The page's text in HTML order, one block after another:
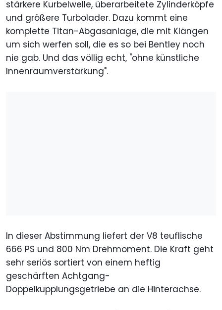
stärkere Kurbelwelle, überarbeitete Zylinderköpfe
und größere Turbolader. Dazu kommt eine
komplette Titan-Abgasanlage, die mit Klängen
um sich werfen soll, die es so bei Bentley noch
nie gab. Und das völlig echt, "ohne künstliche
Innenraumverstärkung".
In dieser Abstimmung liefert der V8 teuflische
666 PS und 800 Nm Drehmoment. Die Kraft geht
sehr seriös sortiert von einem heftig
geschärften Achtgang-
Doppelkupplungsgetriebe an die Hinterachse.